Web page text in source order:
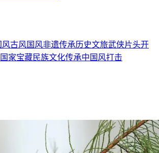
风古风国风非遗传承历史文旅武侠片头开
国家宝藏民族文化传承中国风打击